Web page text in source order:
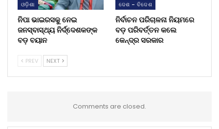
ଓଡ଼ିଶା
ନିପା ଭାଇରସକୁ ନେଇ
ଜନସ୍ବାସ୍ଥ୍ୟ ନିର୍ଦ୍ଦେଶକଙ୍କ
ବଡ଼ ବୟାନ
ଦେଶ - ବିଦେଶ
ନିର୍ବାଚନ ପରିଚାଳନା ନିୟମରେ
ବଡ଼ ପରିବର୍ତ୍ତନ କଲେ
କେନ୍ଦ୍ର ସରକାର
PREV NEXT
Comments are closed.